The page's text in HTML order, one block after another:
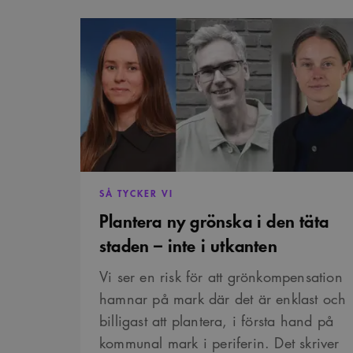
Plantera
grönska
den
täta
staden
inte
i
utkanten
SÅ TYCKER VI
Plantera ny grönska i den täta
staden – inte i utkanten
Vi ser en risk för att grönkompensation
hamnar på mark där det är enklast och
billigast att plantera, i första hand på
kommunal mark i periferin. Det skriver
VISITOR_INFO1_LIVE